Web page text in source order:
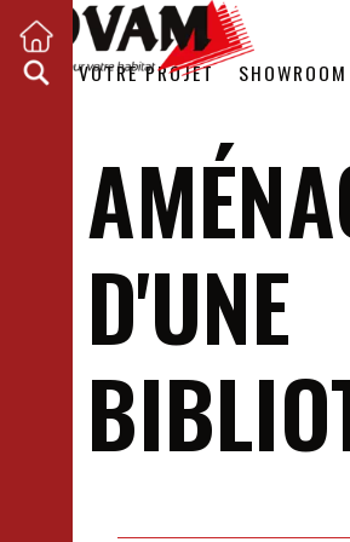
VOTRE PROJET SHOWROOM
D'UNE